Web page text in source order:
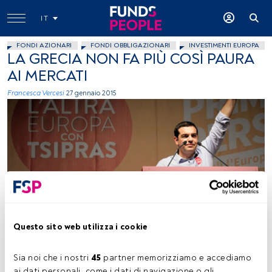
Questo sito web utilizza i cookie
Sia noi che i nostri 45 partner memorizziamo e accediamo
IT
FONDI AZIONARI FONDI OBBLIGAZIONARI INVESTIMENTI EUROPA
LA GRECIA NON FA PIÙ COSÌ PAURA
AI MERCATI
Francesca Vercesi 27 gennaio 2015